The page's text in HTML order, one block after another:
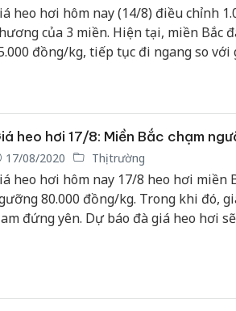
heo hơi hôm nay (14/8) điều chỉnh
của 3 miền. Hiện tại, miền Bắc
đồng/kg, tiếp tục đi ngang so với
heo hơi 17/8: Miền Bắc chạm
17/08/2020 Thị trường
heo hơi hôm nay 17/8 heo hơi miền
80.000 đồng/kg. Trong khi đó,
đứng yên. Dự báo đà giá heo hơi